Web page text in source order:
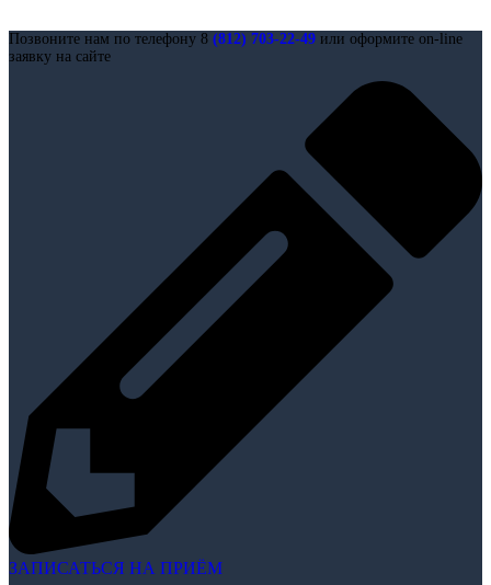
Позвоните нам по телефону 8 (812) 703-22-49 или оформите on-line
заявку на сайте
ЗАПИСАТЬСЯ НА ПРИЁМ